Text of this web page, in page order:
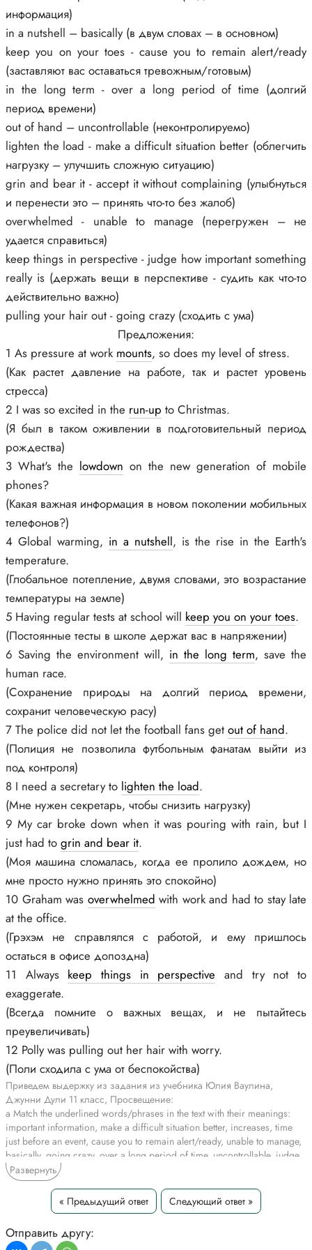
информация)
in a nutshell – basically (в двум словах – в основном)
keep you on your toes - cause you to remain alert/ready
(заставляют вас оставаться тревожным/готовым)
in the long term - over a long period of time (долгий
период времени)
out of hand – uncontrollable (неконтролируемо)
lighten the load - make a difficult situation better (облегчить
нагрузку – улучшить сложную ситуацию)
grin and bear it - accept it without complaining (улыбнуться
и перенести это – принять что-то без жалоб)
overwhelmed - unable to manage (перегружен – не
удается справиться)
keep things in perspective - judge how important something
really is (держать вещи в перспективе - судить как что-то
действительно важно)
pulling your hair out - going crazy (сходить с ума)
Предложения:
1 As pressure at work mounts, so does my level of stress.
(Как растет давление на работе, так и растет уровень
стресса)
2 I was so excited in the run-up to Christmas.
(Я был в таком оживлении в подготовительный период
рождества)
3 What's the lowdown on the new generation of mobile
phones?
(Какая важная информация в новом поколении мобильных
телефонов?)
4 Global warming, in a nutshell, is the rise in the Earth's
temperature.
(Глобальное потепление, двумя словами, это возрастание
температуры на земле)
5 Having regular tests at school will keep you on your toes.
(Постоянные тесты в школе держат вас в напряжении)
6 Saving the environment will, in the long term, save the
human race.
(Сохранение природы на долгий период времени,
сохранит человеческую расу)
7 The police did not let the football fans get out of hand.
(Полиция не позволила футбольным фанатам выйти из
под контроля)
8 I need a secretary to lighten the load.
(Мне нужен секретарь, чтобы снизить нагрузку)
9 My car broke down when it was pouring with rain, but I
just had to grin and bear it.
(Моя машина сломалась, когда ее пролило дождем, но
мне просто нужно принять это спокойно)
10 Graham was overwhelmed with work and had to stay late
at the office.
(Грэхэм не справлялся с работой, и ему пришлось
остаться в офисе допоздна)
11 Always keep things in perspective and try not to
exaggerate.
(Всегда помните о важных вещах, и не пытайтесь
преувеличивать)
12 Polly was pulling out her hair with worry.
(Поли сходила с ума от беспокойства)
Приведем выдержку из задания из учебника Юлия Ваулина,
Джунни Дули 11 класс, Просвещение:
a Match the underlined words/phrases in the text with their meanings:
important information, make a difficult situation better, increases, time
just before an event, cause you to remain alert/ready, unable to manage,
basically, going crazy, over a long period of time, uncontrollable, judge
how important something really is, accept it without complaining. Use
each one in a sentence of your own.
3 Match the underlined words/phrases in the text with their meanings:
important information, make a difficult situation better, increases, time
just before, cause you to remain alert/ready, unable to manage, basically,
going crazy, over a long period of time, uncontrollable, judge how
Развернуть
« Предыдущий ответ Следующий ответ »
Отправить другу: